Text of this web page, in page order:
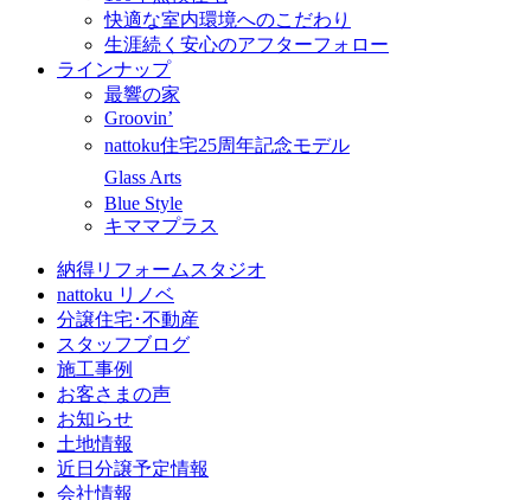
快適な室内環境へのこだわり
生涯続く安心のアフターフォロー
ラインナップ
最響の家
Groovin’
nattoku住宅25周年記念モデル
Glass Arts
Blue Style
キママプラス
納得リフォームスタジオ
nattoku リノベ
分譲住宅･不動産
スタッフブログ
施工事例
お客さまの声
お知らせ
土地情報
近日分譲予定情報
会社情報